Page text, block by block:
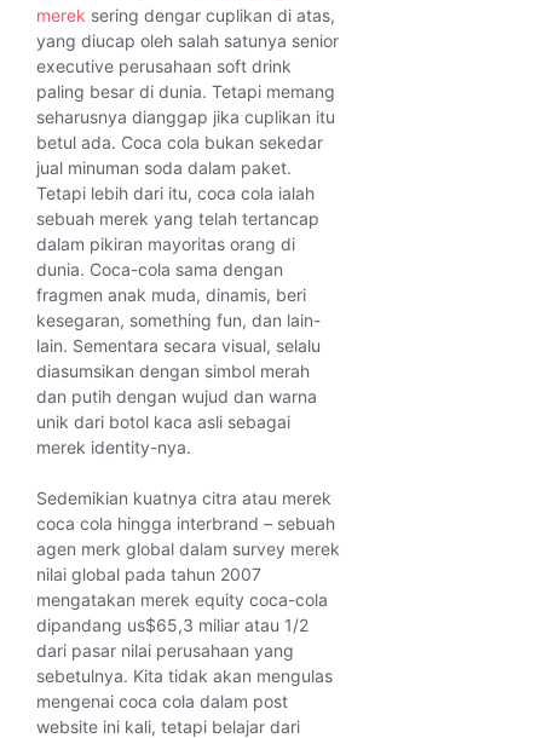
merek sering dengar cuplikan di atas,
yang diucap oleh salah satunya senior
executive perusahaan soft drink
paling besar di dunia. Tetapi memang
seharusnya dianggap jika cuplikan itu
betul ada. Coca cola bukan sekedar
jual minuman soda dalam paket.
Tetapi lebih dari itu, coca cola ialah
sebuah merek yang telah tertancap
dalam pikiran mayoritas orang di
dunia. Coca-cola sama dengan
fragmen anak muda, dinamis, beri
kesegaran, something fun, dan lain-
lain. Sementara secara visual, selalu
diasumsikan dengan simbol merah
dan putih dengan wujud dan warna
unik dari botol kaca asli sebagai
merek identity-nya.
Sedemikian kuatnya citra atau merek
coca cola hingga interbrand – sebuah
agen merk global dalam survey merek
nilai global pada tahun 2007
mengatakan merek equity coca-cola
dipandang us$65,3 miliar atau 1/2
dari pasar nilai perusahaan yang
sebetulnya. Kita tidak akan mengulas
mengenai coca cola dalam post
website ini kali, tetapi belajar dari